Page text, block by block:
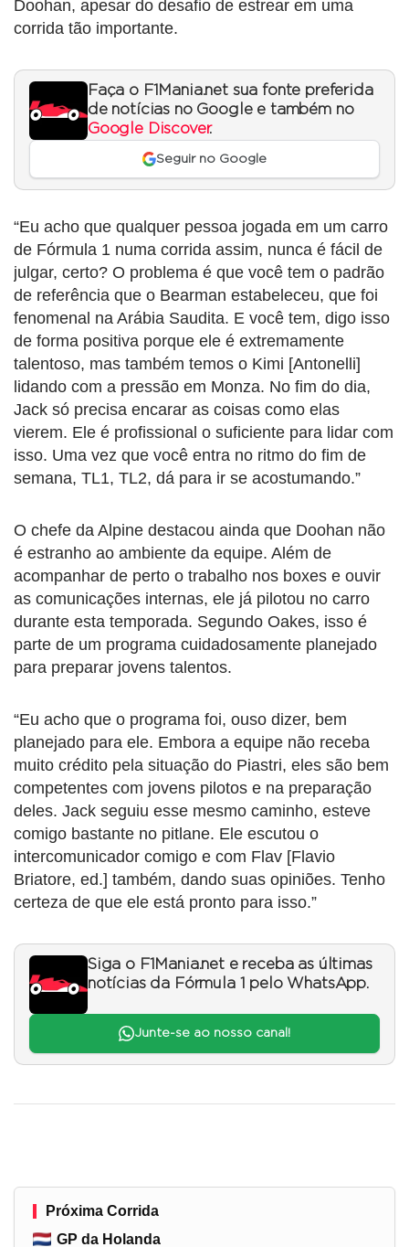
Doohan, apesar do desafio de estrear em uma
corrida tão importante.
Faça o F1Mania.net sua fonte preferida
de notícias no Google e também no
Google Discover.
Seguir no Google
“Eu acho que qualquer pessoa jogada em um carro
de Fórmula 1 numa corrida assim, nunca é fácil de
julgar, certo? O problema é que você tem o padrão
de referência que o Bearman estabeleceu, que foi
fenomenal na Arábia Saudita. E você tem, digo isso
de forma positiva porque ele é extremamente
talentoso, mas também temos o Kimi [Antonelli]
lidando com a pressão em Monza. No fim do dia,
Jack só precisa encarar as coisas como elas
vierem. Ele é profissional o suficiente para lidar com
isso. Uma vez que você entra no ritmo do fim de
semana, TL1, TL2, dá para ir se acostumando.”
O chefe da Alpine destacou ainda que Doohan não
é estranho ao ambiente da equipe. Além de
acompanhar de perto o trabalho nos boxes e ouvir
as comunicações internas, ele já pilotou no carro
durante esta temporada. Segundo Oakes, isso é
parte de um programa cuidadosamente planejado
para preparar jovens talentos.
“Eu acho que o programa foi, ouso dizer, bem
planejado para ele. Embora a equipe não receba
muito crédito pela situação do Piastri, eles são bem
competentes com jovens pilotos e na preparação
deles. Jack seguiu esse mesmo caminho, esteve
comigo bastante no pitlane. Ele escutou o
intercomunicador comigo e com Flav [Flavio
Briatore, ed.] também, dando suas opiniões. Tenho
certeza de que ele está pronto para isso.”
Siga o F1Mania.net e receba as últimas
notícias da Fórmula 1 pelo WhatsApp.
Junte-se ao nosso canal!
Próxima Corrida
GP da Holanda